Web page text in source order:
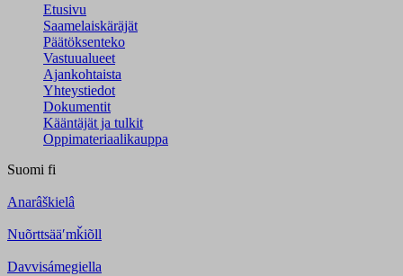
Etusivu
Saamelaiskäräjät
Päätöksenteko
Vastuualueet
Ajankohtaista
Yhteystiedot
Dokumentit
Kääntäjät ja tulkit
Oppimateriaalikauppa
Suomi fi
Anarâškielâ
Nuõrttsääʹmǩiõll
Davvisámegiella